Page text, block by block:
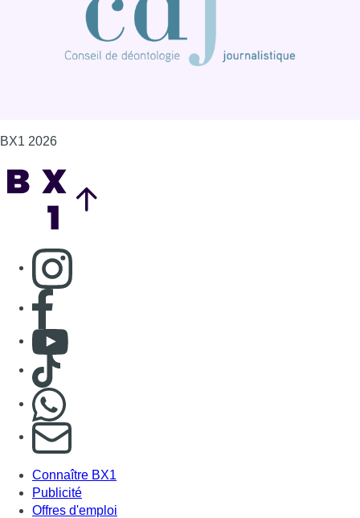
BX1 2026
Consulter page Instagram
Consulter page Facebook
Consulter Youtube
Consulter TikTok
S'abonner à notre newsletter
Connaître BX1
Publicité
Offres d'emploi